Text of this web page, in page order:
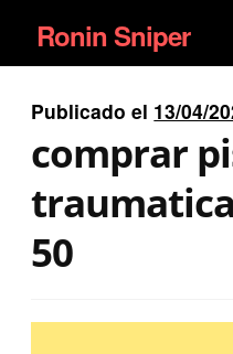
Ir
a
la
navegación
Ir
al
contenido
Ronin Sniper
PISTOLAS
RIFLES DEPORTIVOS
Publicado el 13/04/
comprar
50